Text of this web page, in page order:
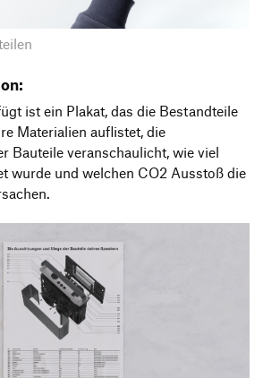
ist ein Plakat, das die Bestandteile
Materialien auflistet, die
Bauteile veranschaulicht, wie viel
wurde und welchen CO2 Ausstoß die